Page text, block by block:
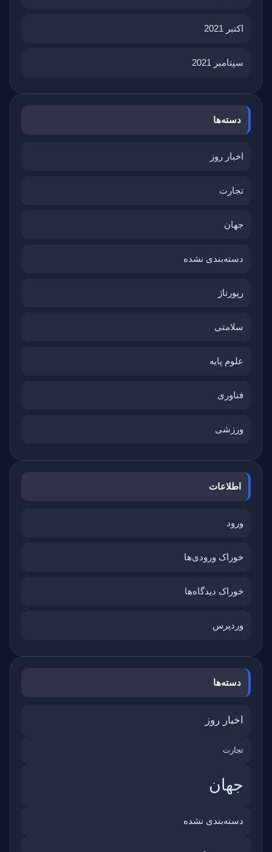
اکتبر 2021
سپتامبر 2021
دسته‌ها
اخبار روز
تجارت
جهان
دسته‌بندی نشده
رپورتاژ
سلامتی
علوم پایه
فناوری
ورزشی
اطلاعات
ورود
خوراک ورودی‌ها
خوراک دیدگاه‌ها
وردپرس
دسته‌ها
اخبار روز
تجارت
جهان
دسته‌بندی نشده